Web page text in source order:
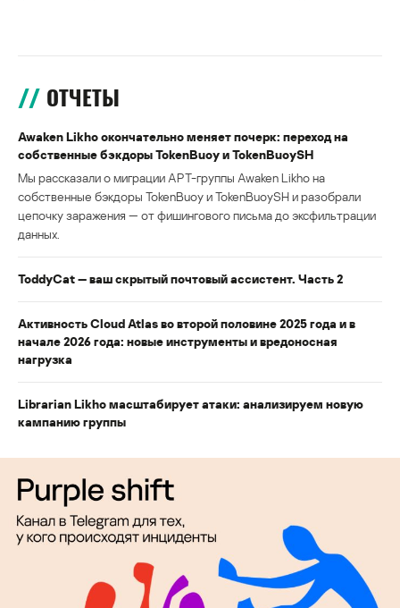
ОТЧЕТЫ
Awaken Likho окончательно меняет почерк: переход на
собственные бэкдоры TokenBuoy и TokenBuoySH
Мы рассказали о миграции APT-группы Awaken Likho на
собственные бэкдоры TokenBuoy и TokenBuoySH и разобрали
цепочку заражения — от фишингового письма до эксфильтрации
данных.
ToddyCat — ваш скрытый почтовый ассистент. Часть 2
Активность Cloud Atlas во второй половине 2025 года и в
начале 2026 года: новые инструменты и вредоносная
нагрузка
Librarian Likho масштабирует атаки: анализируем новую
кампанию группы